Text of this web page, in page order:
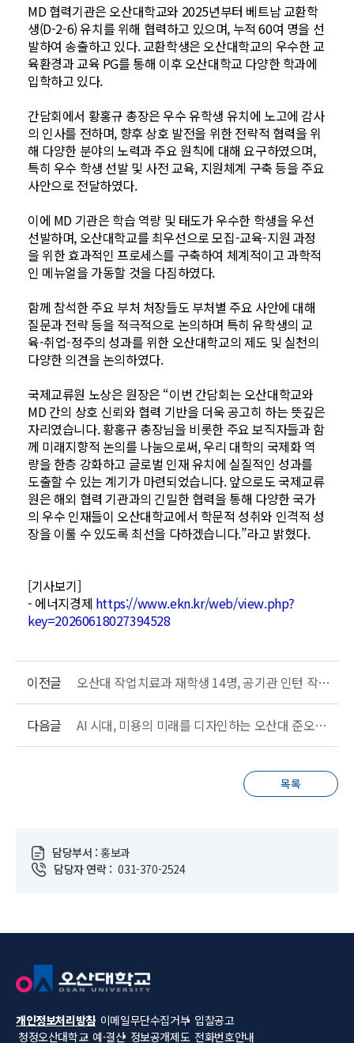
MD 협력기관은 오산대학교와 2025년부터 베트남 교환학
생(D-2-6) 유치를 위해 협력하고 있으며, 누적 60여 명을 선
발하여 송출하고 있다. 교환학생은 오산대학교의 우수한 교
육환경과 교육 PG를 통해 이후 오산대학교 다양한 학과에
입학하고 있다.
간담회에서 황홍규 총장은 우수 유학생 유치에 노고에 감사
의 인사를 전하며, 향후 상호 발전을 위한 전략적 협력을 위
해 다양한 분야의 노력과 주요 원칙에 대해 요구하였으며,
특히 우수 학생 선발 및 사전 교육, 지원체계 구축 등을 주요
사안으로 전달하였다.
이에 MD 기관은 학습 역량 및 태도가 우수한 학생을 우선
선발하며, 오산대학교를 최우선으로 모집-교육-지원 과정
을 위한 효과적인 프로세스를 구축하여 체계적이고 과학적
인 메뉴얼을 가동할 것을 다짐하였다.
함께 참석한 주요 부처 처장들도 부처별 주요 사안에 대해
질문과 전략 등을 적극적으로 논의하며 특히 유학생의 교
육-취업-정주의 성과를 위한 오산대학교의 제도 및 실천의
다양한 의견을 논의하였다.
국제교류원 노상은 원장은 “이번 간담회는 오산대학교와
MD 간의 상호 신뢰와 협력 기반을 더욱 공고히 하는 뜻깊은
자리였습니다. 황홍규 총장님을 비롯한 주요 보직자들과 함
께 미래지향적 논의를 나눔으로써, 우리 대학의 국제화 역
량을 한층 강화하고 글로벌 인재 유치에 실질적인 성과를
도출할 수 있는 계기가 마련되었습니다. 앞으로도 국제교류
원은 해외 협력 기관과의 긴밀한 협력을 통해 다양한 국가
의 우수 인재들이 오산대학교에서 학문적 성취와 인격적 성
장을 이룰 수 있도록 최선을 다하겠습니다.”라고 밝혔다.
[기사보기]
- 에너지경제 https://www.ekn.kr/web/view.php?
key=20260618027394528
이전글 오산대 작업치료과 재학생 14명, 공기관 인턴 작업치료사 과정 수료
다음글 AI 시대, 미용의 미래를 디자인하는 오산대 준오헤어시그니처과, ‘K-B.T.S 포토공모전’ 압도적 싹쓸이!
목록
담당부서 : 홍보과
담당자 연락 : 031-370-2524
개인정보처리방침 이메일무단수집거부 입찰공고
청정오산대학교 예·결산 정보공개제도 전화번호안내